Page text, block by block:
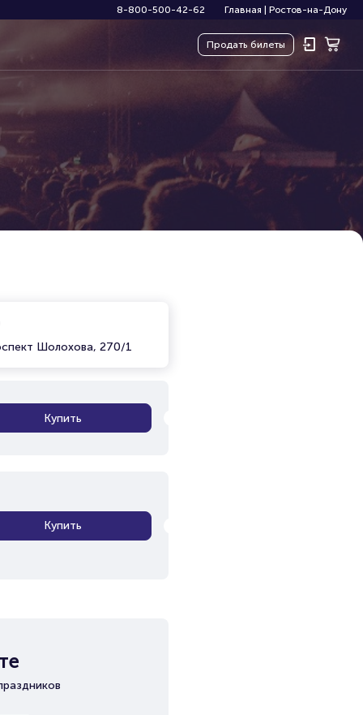
8-800-500-42-62 Главная Ростов-на-Дону
Продать билеты
Шолохова, 270/1
Купить
Купить